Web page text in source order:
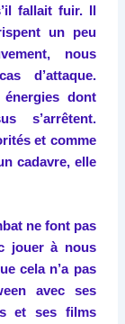
fallait fuir. Il
un peu
nous
d’attaque.
dont
s’arrêtent.
et comme
cadavre, elle
ne font pas
jouer à nous
cela n’a pas
avec ses
et ses films